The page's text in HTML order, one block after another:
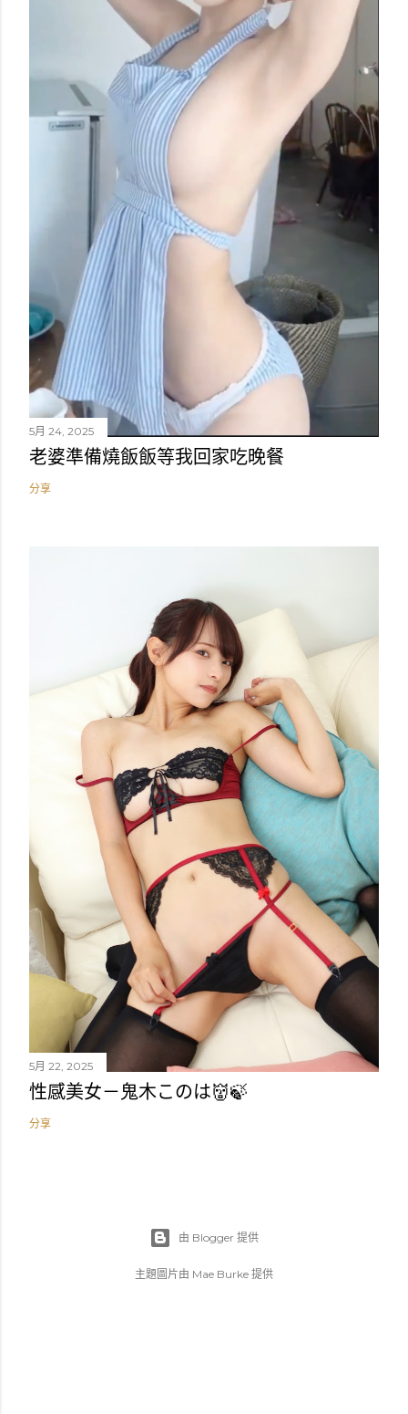
5月 24, 2025
老婆準備燒飯飯等我回家吃晚餐
分享
5月 22, 2025
性感美女－鬼木このは👹🍃
分享
由 Blogger 提供
主題圖片由 Mae Burke 提供